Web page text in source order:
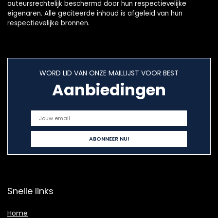
auteursrechtelijk beschermd door hun respectievelijke
eigenaren. Alle geciteerde inhoud is afgeleid van hun
respectievelijke bronnen.
WORD LID VAN ONZE MAILLIJST VOOR BEST
Aanbiedingen
Snelle links
Home